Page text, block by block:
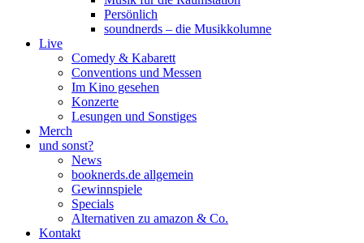
Persönlich
soundnerds – die Musikkolumne
Live
Comedy & Kabarett
Conventions und Messen
Im Kino gesehen
Konzerte
Lesungen und Sonstiges
Merch
und sonst?
News
booknerds.de allgemein
Gewinnspiele
Specials
Alternativen zu amazon & Co.
Kontakt